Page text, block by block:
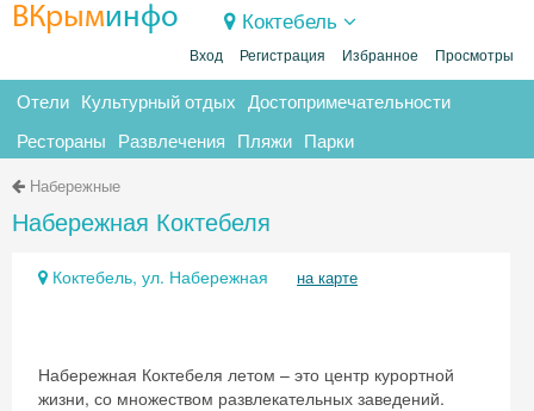
ВКрыминфо Коктебель
Вход Регистрация Избранное Просмотры
Отели Культурный отдых Достопримечательности
Рестораны Развлечения Пляжи Парки
Набережные
Набережная Коктебеля
Коктебель, ул. Набережная на карте
Набережная Коктебеля летом – это центр курортной
жизни, со множеством развлекательных заведений.